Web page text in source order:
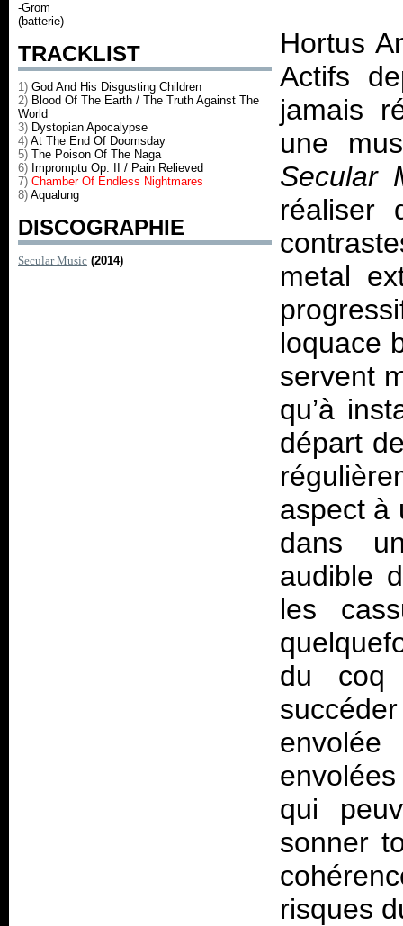
-Grom
(batterie)
TRACKLIST
1) God And His Disgusting Children
2) Blood Of The Earth / The Truth Against The
World
3) Dystopian Apocalypse
4) At The End Of Doomsday
5) The Poison Of The Naga
6) Impromptu Op. II / Pain Relieved
7) Chamber Of Endless Nightmares
8) Aqualung
DISCOGRAPHIE
Secular Music (2014)
Hortus
Actifs
jamais
une
Secular
réaliser
metal
loquace
servent
qu’à
départ
aspect à
dans
audible
les
du coq
envolée
qui
sonner
risques